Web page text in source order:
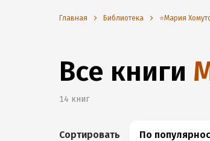
Главная Библиотека ⭐️Мария
Все книги
14 книг
Сортировать По